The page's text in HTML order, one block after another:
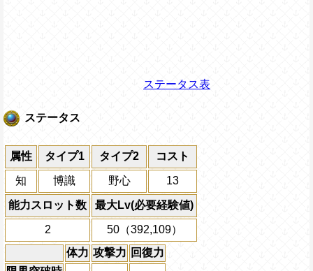
ステータス表
ステータス
属性 タイプ1 タイプ2 コスト
知 博識 野心 13
能力スロット数 最大Lv(必要経験値)
2
50（392,109）
体力 攻撃力 回復力